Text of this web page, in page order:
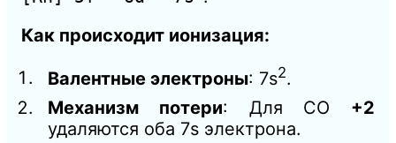
Как происходит ионизация:
Валентные электроны: 7s2.
Механизм потери: Для СО +2
удаляются оба 7s электрона.